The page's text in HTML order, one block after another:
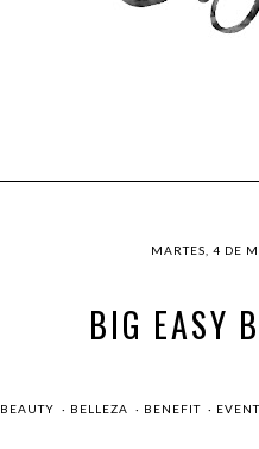
MARTES, 4 DE
BIG EASY
BEAUTY · BELLEZA · BENEFIT ·